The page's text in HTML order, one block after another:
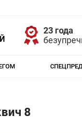
23 года
8